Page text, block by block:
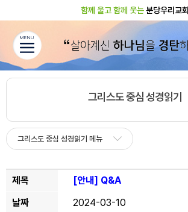
함께 울고 함께 웃는분당우리교회
MENU
그리스도 중심 성경읽기
그리스도 중심 성경읽기 메뉴
제목 [안내] Q&A
날짜
2024-03-10